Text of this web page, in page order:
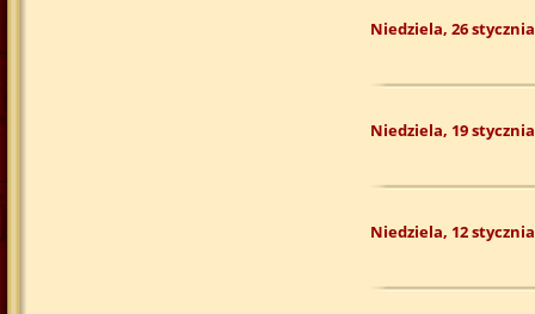
Niedziela, 26 stycznia
Niedziela, 19 stycznia
Niedziela, 12 stycznia